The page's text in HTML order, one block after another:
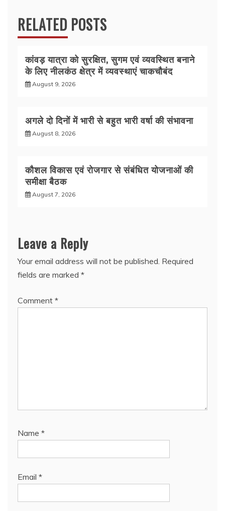
RELATED POSTS
कांवड़ यात्रा को सुरक्षित, सुगम एवं व्यवस्थित बनाने
के लिए नीलकंठ क्षेत्र में व्यवस्थाएं चाकचौबंद
August 9, 2026
अगले दो दिनों में भारी से बहुत भारी वर्षा की संभावना
August 8, 2026
कौशल विकास एवं रोजगार से संबंधित योजनाओं की
समीक्षा बैठक
August 7, 2026
Leave a Reply
Your email address will not be published. Required
fields are marked *
Comment *
Name *
Email *